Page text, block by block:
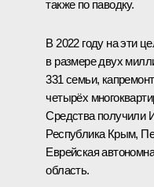
также по паводку.
В 2022 году на эти
в размере двух
331 семьи,
четырёх
Средства получили
Республика Крым,
Еврейская
область.